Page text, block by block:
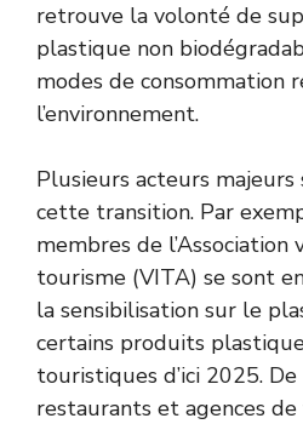
retrouve la volonté de
plastique non
modes de consommation
l’environnement.
Plusieurs acteurs
cette transition. Par
membres de l’Association
tourisme (VITA) se sont
la sensibilisation sur le
certains produits
touristiques d’ici 2025.
restaurants et agences